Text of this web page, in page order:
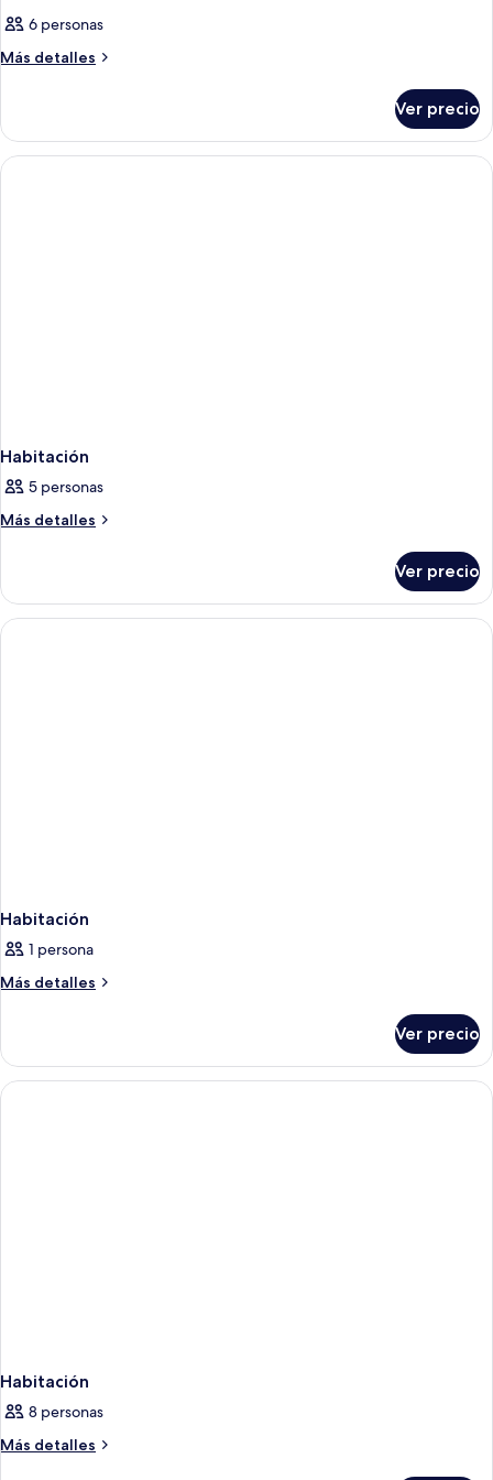
6 personas
Más detalles
Más
Ver precio
Habitación
5 personas
Más detalles
Más
Ver precio
Habitación
1 persona
Más detalles
Más
Ver precio
Habitación
8 personas
Más detalles
Más